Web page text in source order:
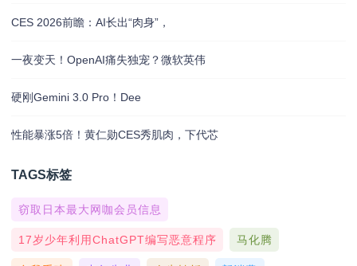
CES 2026前瞻：AI长出“肉身”，
一夜变天！OpenAI痛失独宠？微软英伟
硬刚Gemini 3.0 Pro！Dee
性能暴涨5倍！黄仁勋CES秀肌肉，下代芯
TAGS标签
窃取日本最大网咖会员信息
17岁少年利用ChatGPT编写恶意程序 马化腾